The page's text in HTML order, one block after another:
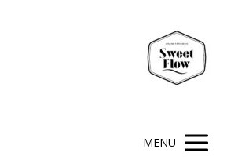
MENU